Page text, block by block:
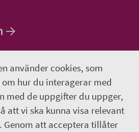
använder cookies, som
hur du interagerar med
med de uppgifter du uppger,
att vi ska kunna visa relevant
Genom att acceptera tillåter